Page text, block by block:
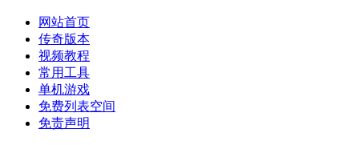
网站首页
传奇版本
视频教程
常用工具
单机游戏
免费列表空间
免责声明